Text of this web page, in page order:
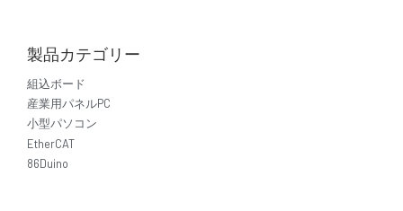
製品カテゴリー
組込ボード
産業用パネルPC
小型パソコン
EtherCAT
86Duino